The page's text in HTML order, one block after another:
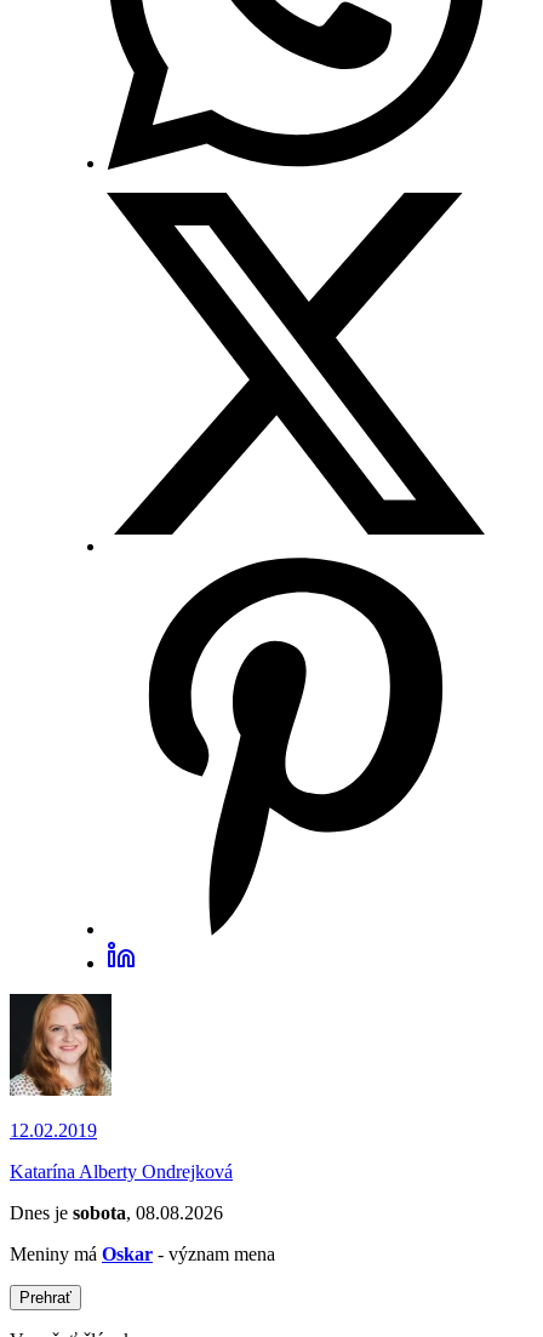
12.02.2019
Katarína Alberty Ondrejková
Dnes je sobota, 08.08.2026
Meniny má Oskar - význam mena
Prehrať